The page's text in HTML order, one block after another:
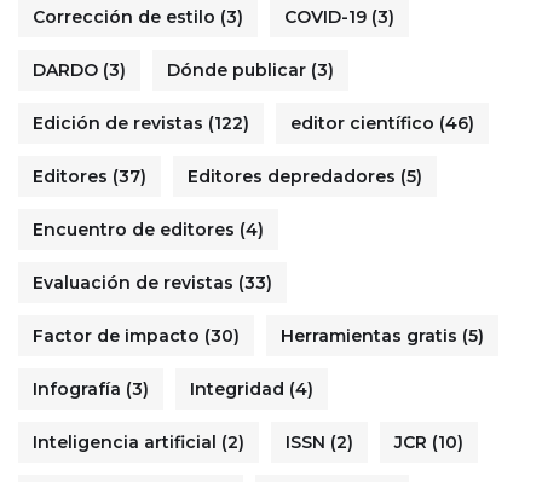
Corrección de estilo (3) COVID-19 (3)
DARDO (3) Dónde publicar (3)
Edición de revistas (122) editor científico (46)
Editores (37) Editores depredadores (5)
Encuentro de editores (4)
Evaluación de revistas (33)
Factor de impacto (30) Herramientas gratis (5)
Infografía (3) Integridad (4)
Inteligencia artificial (2) ISSN (2) JCR (10)